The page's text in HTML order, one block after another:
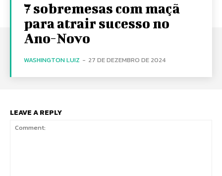
7 sobremesas com maçã
para atrair sucesso no
Ano-Novo
WASHINGTON LUIZ - 27 DE DEZEMBRO DE 2024
LEAVE A REPLY